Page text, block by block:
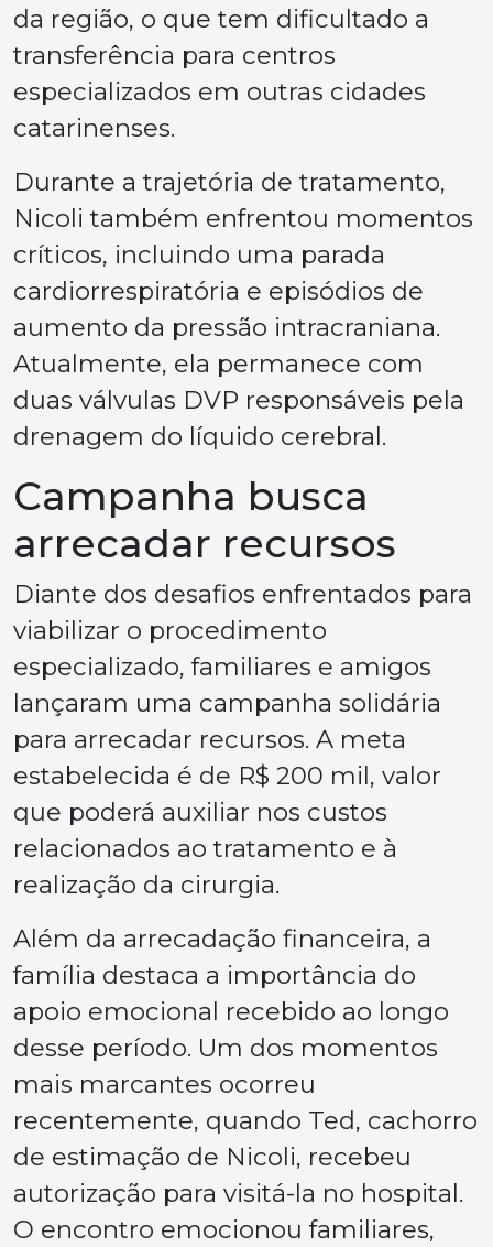
da região, o que tem dificultado a
transferência para centros
especializados em outras cidades
catarinenses.
Durante a trajetória de tratamento,
Nicoli também enfrentou momentos
críticos, incluindo uma parada
cardiorrespiratória e episódios de
aumento da pressão intracraniana.
Atualmente, ela permanece com
duas válvulas DVP responsáveis pela
drenagem do líquido cerebral.
Campanha busca
arrecadar recursos
Diante dos desafios enfrentados para
viabilizar o procedimento
especializado, familiares e amigos
lançaram uma campanha solidária
para arrecadar recursos. A meta
estabelecida é de R$ 200 mil, valor
que poderá auxiliar nos custos
relacionados ao tratamento e à
realização da cirurgia.
Além da arrecadação financeira, a
família destaca a importância do
apoio emocional recebido ao longo
desse período. Um dos momentos
mais marcantes ocorreu
recentemente, quando Ted, cachorro
de estimação de Nicoli, recebeu
autorização para visitá-la no hospital.
O encontro emocionou familiares,